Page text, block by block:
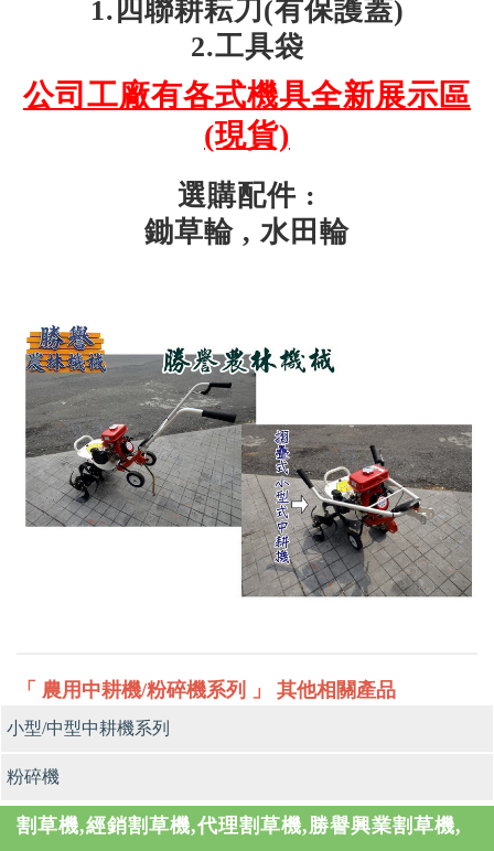
1.四聯耕耘刀(有保護蓋)
2.工具袋
公司工廠有各式機具全新展示區
(現貨)
選購配件 :
鋤草輪 , 水田輪
「 農用中耕機/粉碎機系列 」 其他相關產品
小型/中型中耕機系列
粉碎機
割草機,經銷割草機,代理割草機,勝譽興業割草機,